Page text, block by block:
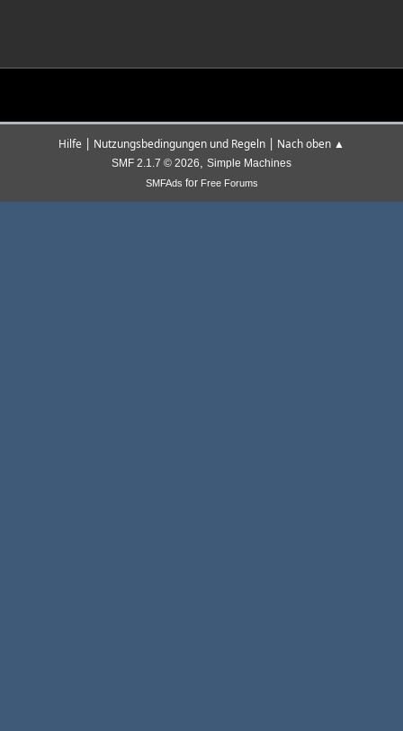
Hilfe | Nutzungsbedingungen und Regeln | Nach oben ▲
SMF 2.1.7 © 2026, Simple Machines
SMFAds for Free Forums